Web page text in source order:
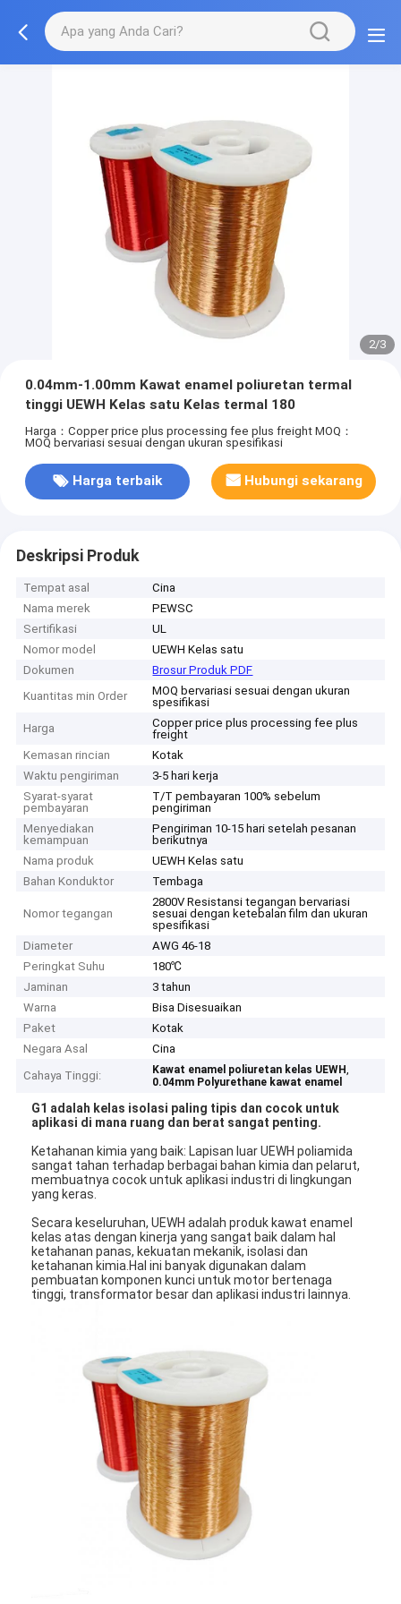
2/3
0.04mm-1.00mm Kawat enamel poliuretan termal
tinggi UEWH Kelas satu Kelas termal 180
Harga：Copper price plus processing fee plus freight MOQ：
MOQ bervariasi sesuai dengan ukuran spesifikasi
Harga terbaik Hubungi sekarang
Deskripsi Produk
Tempat asal
Cina
Nama merek
PEWSC
Sertifikasi
UL
Nomor model
UEWH Kelas satu
Dokumen
Brosur Produk PDF
Kuantitas min Order
MOQ bervariasi sesuai dengan ukuran
spesifikasi
Harga
Copper price plus processing fee plus
freight
Kemasan rincian
Kotak
Waktu pengiriman
3-5 hari kerja
Syarat-syarat
pembayaran
T/T pembayaran 100% sebelum
pengiriman
Menyediakan
kemampuan
Pengiriman 10-15 hari setelah pesanan
berikutnya
Nama produk
UEWH Kelas satu
Bahan Konduktor
Tembaga
Nomor tegangan
2800V Resistansi tegangan bervariasi
sesuai dengan ketebalan film dan ukuran
spesifikasi
Diameter
AWG 46-18
Peringkat Suhu
180℃
Jaminan
3 tahun
Warna
Bisa Disesuaikan
Paket
Kotak
Negara Asal
Cina
Cahaya Tinggi:
Kawat enamel poliuretan kelas UEWH,
0.04mm Polyurethane kawat enamel
G1 adalah kelas isolasi paling tipis dan cocok untuk
aplikasi di mana ruang dan berat sangat penting.
Ketahanan kimia yang baik: Lapisan luar UEWH poliamida
sangat tahan terhadap berbagai bahan kimia dan pelarut,
membuatnya cocok untuk aplikasi industri di lingkungan
yang keras.
Secara keseluruhan, UEWH adalah produk kawat enamel
kelas atas dengan kinerja yang sangat baik dalam hal
ketahanan panas, kekuatan mekanik, isolasi dan
ketahanan kimia.Hal ini banyak digunakan dalam
pembuatan komponen kunci untuk motor bertenaga
tinggi, transformator besar dan aplikasi industri lainnya.